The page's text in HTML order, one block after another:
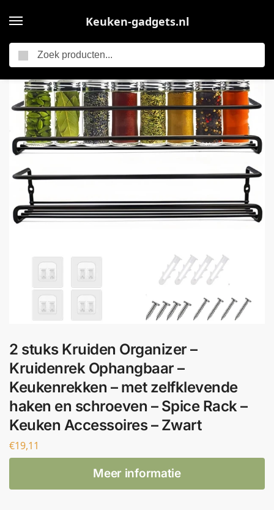
Keuken-gadgets.nl
2 stuks Kruiden Organizer – Kruidenrek Ophangbaar – Keukenrekken – met zelfklevende haken en schroeven – Spice Rack – Keuken Accessoires – Zwart
2 stuks Kruiden Organizer –
Kruidenrek Ophangbaar –
Keukenrekken – met zelfklevende
haken en schroeven – Spice Rack –
Keuken Accessoires – Zwart
€19,11
Meer informatie